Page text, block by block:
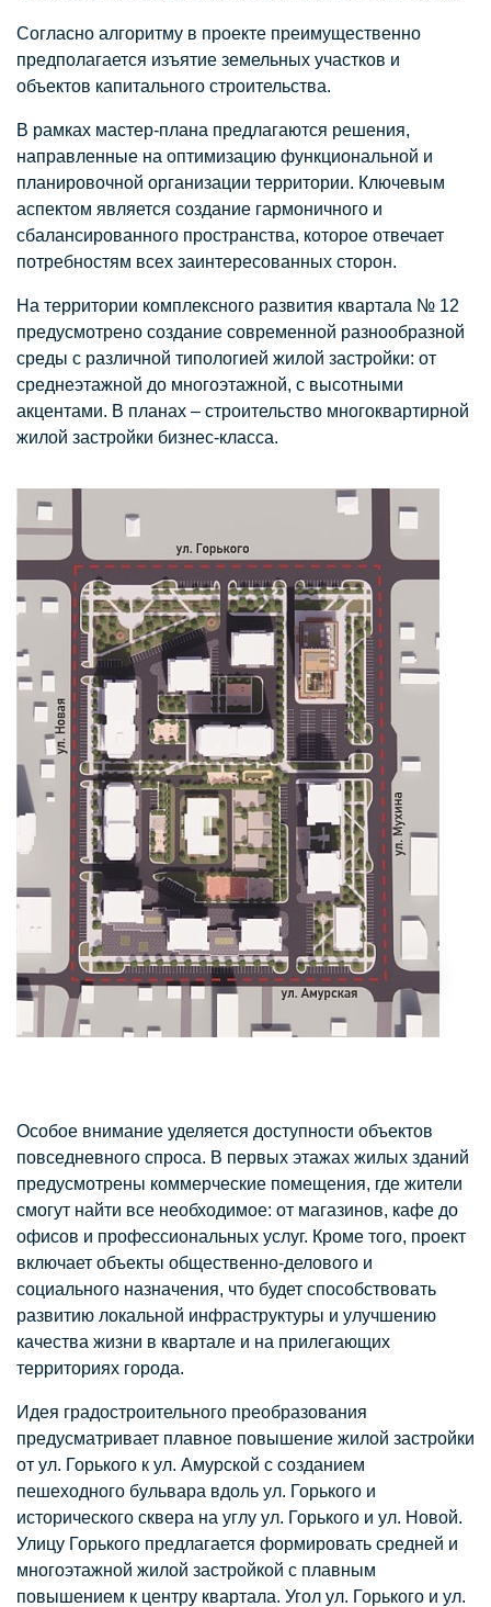
Согласно алгоритму в проекте преимущественно
предполагается изъятие земельных участков и
объектов капитального строительства.
В рамках мастер-плана предлагаются решения,
направленные на оптимизацию функциональной и
планировочной организации территории. Ключевым
аспектом является создание гармоничного и
сбалансированного пространства, которое отвечает
потребностям всех заинтересованных сторон.
На территории комплексного развития квартала № 12
предусмотрено создание современной разнообразной
среды с различной типологией жилой застройки: от
среднеэтажной до многоэтажной, с высотными
акцентами. В планах – строительство многоквартирной
жилой застройки бизнес-класса.
Особое внимание уделяется доступности объектов
повседневного спроса. В первых этажах жилых зданий
предусмотрены коммерческие помещения, где жители
смогут найти все необходимое: от магазинов, кафе до
офисов и профессиональных услуг. Кроме того, проект
включает объекты общественно-делового и
социального назначения, что будет способствовать
развитию локальной инфраструктуры и улучшению
качества жизни в квартале и на прилегающих
территориях города.
Идея градостроительного преобразования
предусматривает плавное повышение жилой застройки
от ул. Горького к ул. Амурской с созданием
пешеходного бульвара вдоль ул. Горького и
исторического сквера на углу ул. Горького и ул. Новой.
Улицу Горького предлагается формировать средней и
многоэтажной жилой застройкой с плавным
повышением к центру квартала. Угол ул. Горького и ул.